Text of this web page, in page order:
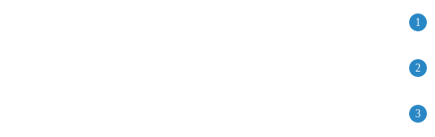
1
2
3